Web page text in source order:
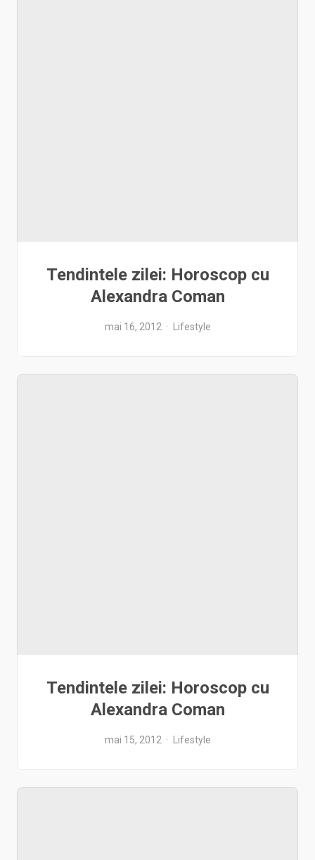
Tendintele zilei: Horoscop cu
Alexandra Coman
mai 16, 2012 Lifestyle
Tendintele zilei: Horoscop cu
Alexandra Coman
mai 15, 2012 Lifestyle